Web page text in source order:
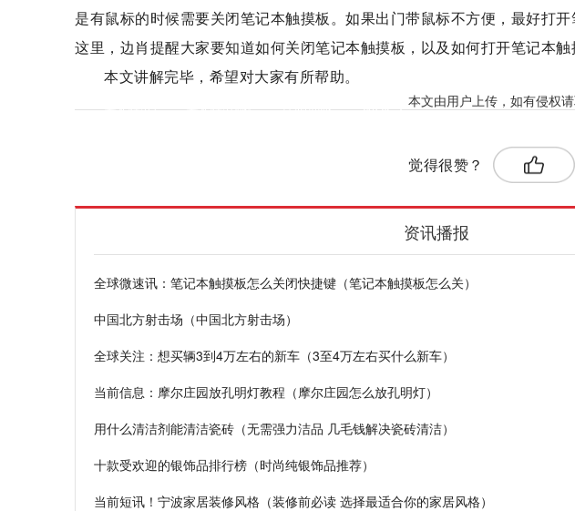
是有鼠标的时候需要关闭笔记本触摸板。如果出门带鼠标不方便，最好打
这里，边肖提醒大家要知道如何关闭笔记本触摸板，以及如何打开笔记本触
本文讲解完毕，希望对大家有所帮助。
本文由用户上传，如有侵权请
标签：
笔记本的 笔记本电脑 控制面板
觉得很赞？
资讯播报
全球微速讯：笔记本触摸板怎么关闭快捷键（笔记本触摸板怎么关）
中国北方射击场（中国北方射击场）
全球关注：想买辆3到4万左右的新车（3至4万左右买什么新车）
当前信息：摩尔庄园放孔明灯教程（摩尔庄园怎么放孔明灯）
用什么清洁剂能清洁瓷砖（无需强力洁品 几毛钱解决瓷砖清洁）
十款受欢迎的银饰品排行榜（时尚纯银饰品推荐）
当前短讯！宁波家居装修风格（装修前必读 选择最适合你的家居风格）